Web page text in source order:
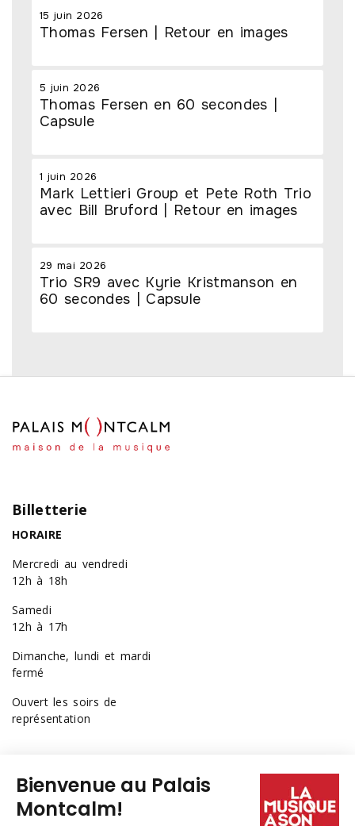
15 juin 2026
Thomas Fersen | Retour en images
5 juin 2026
Thomas Fersen en 60 secondes |
Capsule
1 juin 2026
Mark Lettieri Group et Pete Roth Trio
avec Bill Bruford | Retour en images
29 mai 2026
Trio SR9 avec Kyrie Kristmanson en
60 secondes | Capsule
Billetterie
HORAIRE
Mercredi au vendredi
12h à 18h
Samedi
12h à 17h
Dimanche, lundi et mardi
fermé
Ouvert les soirs de
représentation
1 877 641-6040
billetterie@palaismontcalm.ca